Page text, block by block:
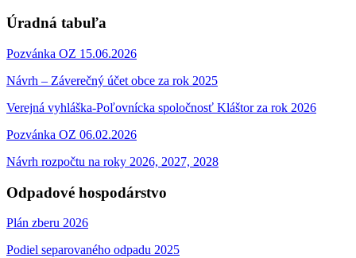
Úradná tabuľa
Pozvánka OZ 15.06.2026
Návrh – Záverečný účet obce za rok 2025
Verejná vyhláška-Poľovnícka spoločnosť Kláštor za rok 2026
Pozvánka OZ 06.02.2026
Návrh rozpočtu na roky 2026, 2027, 2028
Odpadové hospodárstvo
Plán zberu 2026
Podiel separovaného odpadu 2025